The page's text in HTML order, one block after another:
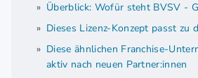
Überblick: Wofür steht BVSV -
Dieses Lizenz-Konzept passt zu
Diese ähnlichen Franchise-
aktiv nach neuen Partner:innen